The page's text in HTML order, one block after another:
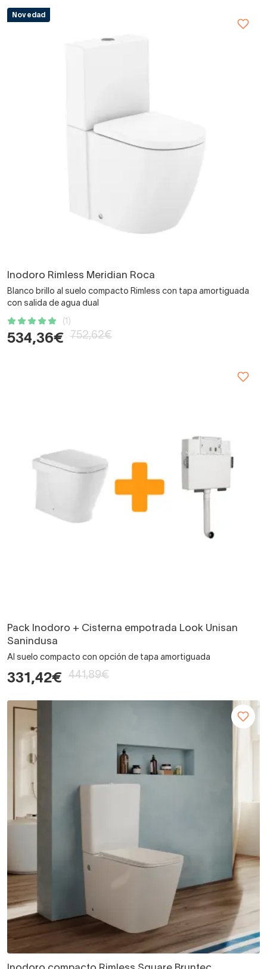
Novedad
Inodoro Rimless Meridian Roca
Blanco brillo al suelo compacto Rimless con tapa amortiguada
con salida de agua dual
(1)
534,36€ 752,62€
Pack Inodoro + Cisterna empotrada Look Unisan
Sanindusa
Al suelo compacto con opción de tapa amortiguada
331,42€ 441,89€